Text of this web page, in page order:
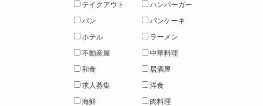
テイクアウト
ハンバーガー
パン
パンケーキ
ホテル
ラーメン
不動産屋
中華料理
和食
居酒屋
求人募集
洋食
海鮮
肉料理